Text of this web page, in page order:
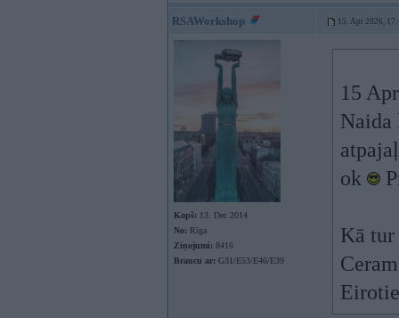
RSAWorkshop 15. Apr 2026,
Kopš: 13. Dec 2014
No: Rīga
Ziņojumi: 8416
Braucu ar: G31/E53/E46/E39
15
Naida
ok
Kā